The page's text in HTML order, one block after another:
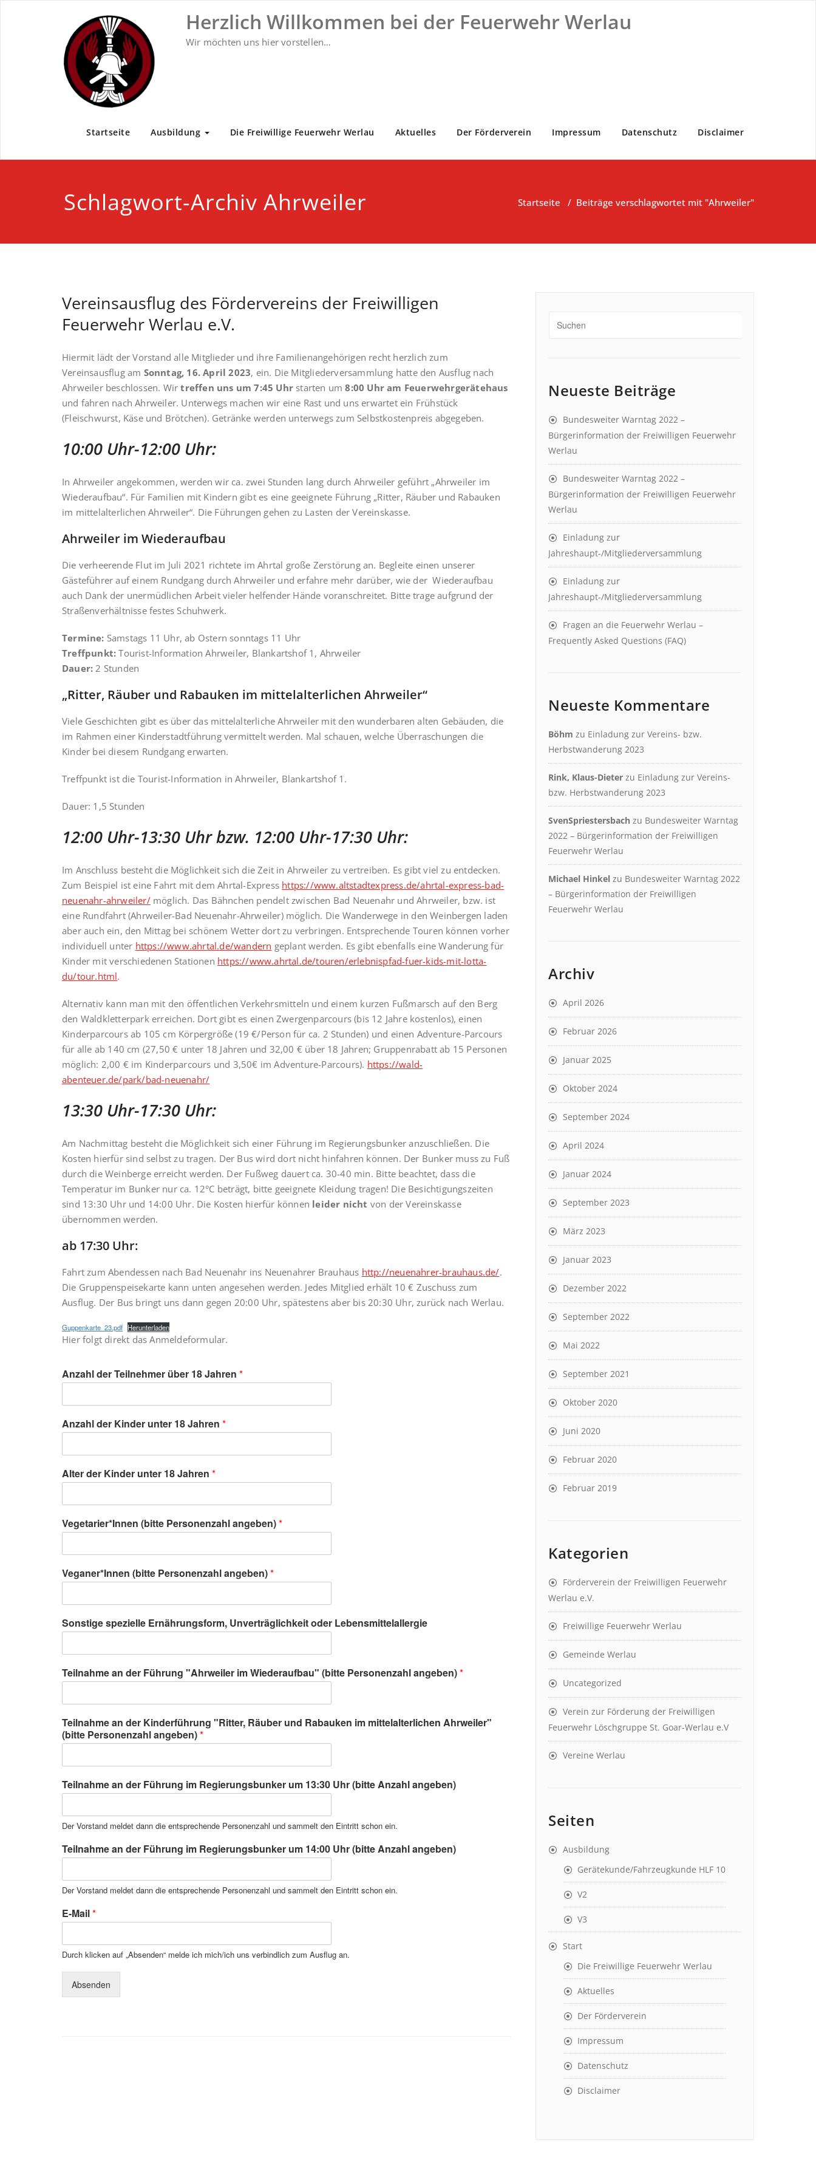
Herzlich Willkommen bei der Feuerwehr Werlau
Wir möchten uns hier vorstellen…
Startseite Ausbildung Die Freiwillige Feuerwehr Werlau Aktuelles Der Förderverein Impressum Datenschutz Disclaimer
Schlagwort-Archiv Ahrweiler Startseite / Beiträge verschlagwortet mit "Ahrweiler"
Vereinsausflug des Fördervereins der Freiwilligen
Feuerwehr Werlau e.V.
Hiermit lädt der Vorstand alle Mitglieder und ihre Familienangehörigen recht herzlich zum
Vereinsausflug am Sonntag, 16. April 2023, ein. Die Mitgliederversammlung hatte den Ausflug nach
Ahrweiler beschlossen. Wirtreffen uns um 7:45 Uhr starten um8:00 Uhr am Feuerwehrgerätehaus
und fahren nach Ahrweiler. Unterwegs machen wir eine Rast und uns erwartet ein Frühstück
(Fleischwurst, Käse und Brötchen). Getränke werden unterwegs zum Selbstkostenpreis abgegeben.
10:00 Uhr-12:00 Uhr:
In Ahrweiler angekommen, werden wir ca. zwei Stunden lang durch Ahrweiler geführt „Ahrweiler im
Wiederaufbau“. Für Familien mit Kindern gibt es eine geeignete Führung „Ritter, Räuber und Rabauken
im mittelalterlichen Ahrweiler“. Die Führungen gehen zu Lasten der Vereinskasse.
Ahrweiler im Wiederaufbau
Die verheerende Flut im Juli 2021 richtete im Ahrtal große Zerstörung an. Begleite einen unserer
Gästeführer auf einem Rundgang durch Ahrweiler und erfahre mehr darüber, wie der Wiederaufbau
auch Dank der unermüdlichen Arbeit vieler helfender Hände voranschreitet. Bitte trage aufgrund der
Straßenverhältnisse festes Schuhwerk.
Termine: Samstags 11 Uhr, ab Ostern sonntags 11 Uhr
Treffpunkt: Tourist-Information Ahrweiler, Blankartshof 1, Ahrweiler
Dauer: 2 Stunden
„Ritter, Räuber und Rabauken im mittelalterlichen Ahrweiler“
Viele Geschichten gibt es über das mittelalterliche Ahrweiler mit den wunderbaren alten Gebäuden, die
im Rahmen einer Kinderstadtführung vermittelt werden. Mal schauen, welche Überraschungen die
Kinder bei diesem Rundgang erwarten.
Treffpunkt ist die Tourist-Information in Ahrweiler, Blankartshof 1.
Dauer: 1,5 Stunden
12:00 Uhr-13:30 Uhr bzw. 12:00 Uhr-17:30 Uhr:
Im Anschluss besteht die Möglichkeit sich die Zeit in Ahrweiler zu vertreiben. Es gibt viel zu entdecken.
Zum Beispiel ist eine Fahrt mit dem Ahrtal-Express https://www.altstadtexpress.de/ahrtal-express-bad-
neuenahr-ahrweiler/möglich. Das Bähnchen pendelt zwischen Bad Neuenahr und Ahrweiler, bzw. ist
eine Rundfahrt (Ahrweiler-Bad Neuenahr-Ahrweiler) möglich. Die Wanderwege in den Weinbergen laden
aber auch ein, den Mittag bei schönem Wetter dort zu verbringen. Entsprechende Touren können vorher
individuell unter https://www.ahrtal.de/wandern geplant werden. Es gibt ebenfalls eine Wanderung für
Kinder mit verschiedenen Stationen https://www.ahrtal.de/touren/erlebnispfad-fuer-kids-mit-lotta-
du/tour.html.
Alternativ kann man mit den öffentlichen Verkehrsmitteln und einem kurzen Fußmarsch auf den Berg
den Waldkletterpark erreichen. Dort gibt es einen Zwergenparcours (bis 12 Jahre kostenlos), einen
Kinderparcours ab 105 cm Körpergröße (19 €/Person für ca. 2 Stunden) und einen Adventure-Parcours
für alle ab 140 cm (27,50 € unter 18 Jahren und 32,00 € über 18 Jahren; Gruppenrabatt ab 15 Personen
möglich: 2,00 € im Kinderparcours und 3,50€ im Adventure-Parcours). https://wald-
abenteuer.de/park/bad-neuenahr/
13:30 Uhr-17:30 Uhr:
Am Nachmittag besteht die Möglichkeit sich einer Führung im Regierungsbunker anzuschließen. Die
Kosten hierfür sind selbst zu tragen. Der Bus wird dort nicht hinfahren können. Der Bunker muss zu Fuß
durch die Weinberge erreicht werden. Der Fußweg dauert ca. 30-40 min. Bitte beachtet, dass die
Temperatur im Bunker nur ca. 12°C beträgt, bitte geeignete Kleidung tragen! Die Besichtigungszeiten
sind 13:30 Uhr und 14:00 Uhr. Die Kosten hierfür können leider nicht von der Vereinskasse
übernommen werden.
ab 17:30 Uhr:
Fahrt zum Abendessen nach Bad Neuenahr ins Neuenahrer Brauhaus http://neuenahrer-brauhaus.de/.
Die Gruppenspeisekarte kann unten angesehen werden. Jedes Mitglied erhält 10 € Zuschuss zum
Ausflug. Der Bus bringt uns dann gegen 20:00 Uhr, spätestens aber bis 20:30 Uhr, zurück nach Werlau.
Guppenkarte_23.pdf Herunterladen
Hier folgt direkt das Anmeldeformular.
Anzahl der Teilnehmer über 18 Jahren *
Anzahl der Kinder unter 18 Jahren *
Alter der Kinder unter 18 Jahren *
Vegetarier*Innen (bitte Personenzahl angeben)*
Veganer*Innen (bitte Personenzahl angeben)*
Sonstige spezielle Ernährungsform, Unverträglichkeit oder Lebensmittelallergie
Teilnahme an der Führung "Ahrweiler im Wiederaufbau" (bitte Personenzahl angeben)*
Teilnahme an der Kinderführung "Ritter, Räuber und Rabauken im mittelalterlichen Ahrweiler"
(bitte Personenzahl angeben)*
Teilnahme an der Führung im Regierungsbunker um 13:30 Uhr (bitte Anzahl angeben)
Der Vorstand meldet dann die entsprechende Personenzahl und sammelt den Eintritt schon ein.
Teilnahme an der Führung im Regierungsbunker um 14:00 Uhr (bitte Anzahl angeben)
Der Vorstand meldet dann die entsprechende Personenzahl und sammelt den Eintritt schon ein.
E-Mail*
Durch klicken auf „Absenden“ melde ich mich/ich uns verbindlich zum Ausflug an.
Absenden
Neueste Beiträge
Bundesweiter Warntag 2022 –
Bürgerinformation der Freiwilligen Feuerwehr
Werlau
Bundesweiter Warntag 2022 –
Bürgerinformation der Freiwilligen Feuerwehr
Werlau
Einladung zur
Jahreshaupt-/Mitgliederversammlung
Einladung zur
Jahreshaupt-/Mitgliederversammlung
Fragen an die Feuerwehr Werlau –
Frequently Asked Questions (FAQ)
Neueste Kommentare
Böhm zu Einladung zur Vereins- bzw.
Herbstwanderung 2023
Rink, Klaus-Dieter zu Einladung zur Vereins-
bzw. Herbstwanderung 2023
SvenSpriestersbach zu Bundesweiter Warntag
2022 – Bürgerinformation der Freiwilligen
Feuerwehr Werlau
Michael Hinkel zu Bundesweiter Warntag 2022
– Bürgerinformation der Freiwilligen
Feuerwehr Werlau
Archiv
April 2026
Februar 2026
Januar 2025
Oktober 2024
September 2024
April 2024
Januar 2024
September 2023
März 2023
Januar 2023
Dezember 2022
September 2022
Mai 2022
September 2021
Oktober 2020
Juni 2020
Februar 2020
Februar 2019
Kategorien
Förderverein der Freiwilligen Feuerwehr
Werlau e.V.
Freiwillige Feuerwehr Werlau
Gemeinde Werlau
Uncategorized
Verein zur Förderung der Freiwilligen
Feuerwehr Löschgruppe St. Goar-Werlau e.V
Vereine Werlau
Seiten
Ausbildung
Gerätekunde/Fahrzeugkunde HLF 10
V2
V3
Start
Die Freiwillige Feuerwehr Werlau
Aktuelles
Der Förderverein
Impressum
Datenschutz
Disclaimer